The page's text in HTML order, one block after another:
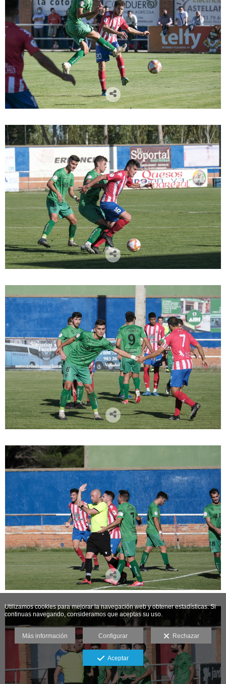
Utilizamos cookies para mejorar la navegación web y obtener estadísticas. Si
continuas navegando, consideramos que aceptas su uso.
Más información Configurar Rechazar
Aceptar